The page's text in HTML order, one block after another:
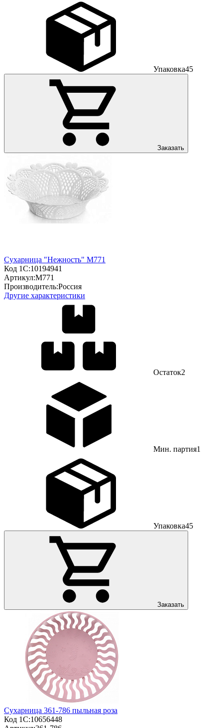
Упаковка45
Заказать
Сухарница "Нежность" М771
Код 1С:10194941
Артикул:М771
Производитель:Россия
Другие характеристики
Остаток2
Мин. партия1
Упаковка45
Заказать
Сухарница 361-786 пыльная роза
Код 1С:10656448